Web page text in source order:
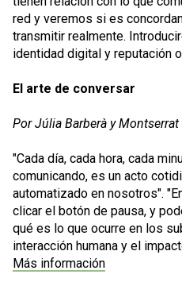
red y veremos si es
transmitir realmente.
identidad digital y reputación
El arte de conversar
Por Júlia Barberà y Montserrat
"Cada día, cada hora, cada
comunicando, es un acto
automatizado en nosotros".
clicar el botón de pausa, y
qué es lo que ocurre en los
interacción humana y el
Más información